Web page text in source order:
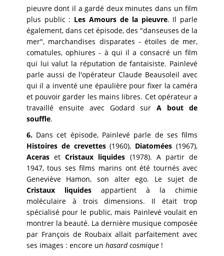
pieuvre dont il a gardé deux minutes dans un film
plus public : Les Amours de la pieuvre. Il parle
également, dans cet épisode, des "danseuses de la
mer", marchandises disparates - étoiles de mer,
comatules, ophiures - à qui il a consacré un film
qui lui valut la réputation de fantaisiste. Painlevé
parle aussi de l'opérateur Claude Beausoleil avec
qui il a inventé une épaulière pour fixer la caméra
et pouvoir garder les mains libres. Cet opérateur a
travaillé ensuite avec Godard surA bout de
souffle.
6.Dans cet épisode, Painlevé parle de ses films
Histoires de crevettes(1960), Diatomées (1967),
AcerasetCristaux liquides (1978). A partir de
1947, tous ses films marins ont été tournés avec
Geneviève Hamon, son alter ego. Le sujet de
Cristaux liquidesappartient à la chimie
moléculaire à trois dimensions. Il était trop
spécialisé pour le public, mais Painlevé voulait en
montrer la beauté. La dernière musique composée
par François de Roubaix allait parfaitement avec
ses images : encore un hasard cosmique!